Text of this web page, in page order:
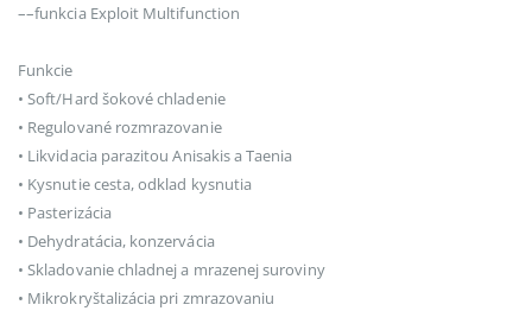
––funkcia Exploit Multifunction
Funkcie
• Soft/Hard šokové chladenie
• Regulované rozmrazovanie
• Likvidacia parazitou Anisakis a Taenia
• Kysnutie cesta, odklad kysnutia
• Pasterizácia
• Dehydratácia, konzervácia
• Skladovanie chladnej a mrazenej suroviny
• Mikrokryštalizácia pri zmrazovaniu